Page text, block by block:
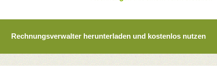
Rechnungsverwalter herunterladen und kostenlos nutzen